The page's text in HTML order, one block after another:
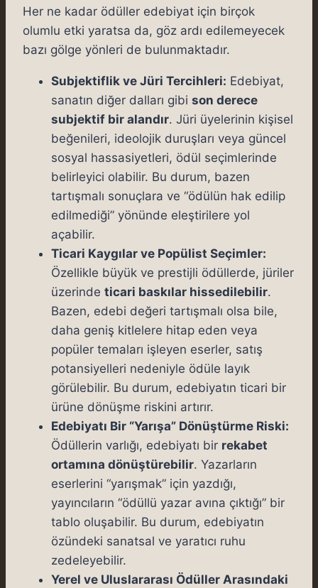
Her ne kadar ödüller edebiyat için birçok
olumlu etki yaratsa da, göz ardı edilemeyecek
bazı gölge yönleri de bulunmaktadır.
Subjektiflik ve Jüri Tercihleri: Edebiyat,
sanatın diğer dalları gibi son derece
subjektif bir alandır. Jüri üyelerinin kişisel
beğenileri, ideolojik duruşları veya güncel
sosyal hassasiyetleri, ödül seçimlerinde
belirleyici olabilir. Bu durum, bazen
tartışmalı sonuçlara ve “ödülün hak edilip
edilmediği” yönünde eleştirilere yol
açabilir.
Ticari Kaygılar ve Popülist Seçimler:
Özellikle büyük ve prestijli ödüllerde, jüriler
üzerinde ticari baskılar hissedilebilir.
Bazen, edebi değeri tartışmalı olsa bile,
daha geniş kitlelere hitap eden veya
popüler temaları işleyen eserler, satış
potansiyelleri nedeniyle ödüle layık
görülebilir. Bu durum, edebiyatın ticari bir
ürüne dönüşme riskini artırır.
Edebiyatı Bir “Yarışa” Dönüştürme Riski:
Ödüllerin varlığı, edebiyatı bir rekabet
ortamına dönüştürebilir. Yazarların
eserlerini “yarışmak” için yazdığı,
yayıncıların “ödüllü yazar avına çıktığı” bir
tablo oluşabilir. Bu durum, edebiyatın
özündeki sanatsal ve yaratıcı ruhu
zedeleyebilir.
Yerel ve Uluslararası Ödüller Arasındaki